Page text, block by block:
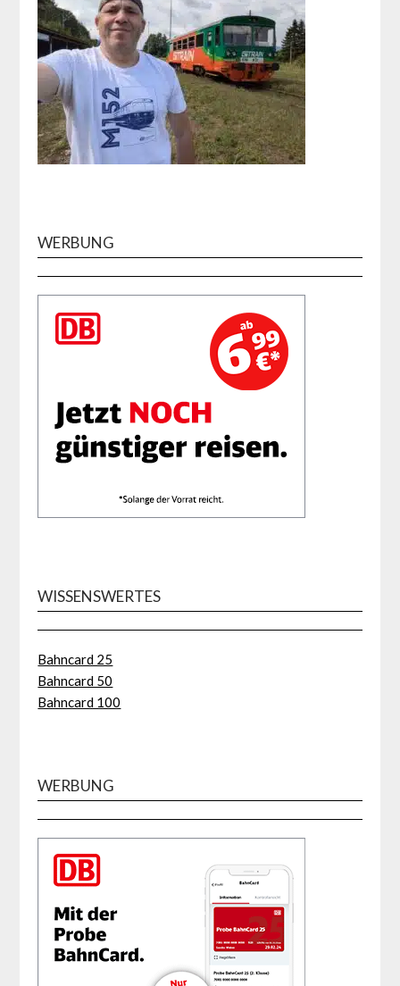
WERBUNG
WISSENSWERTES
Bahncard 25
Bahncard 50
Bahncard 100
WERBUNG